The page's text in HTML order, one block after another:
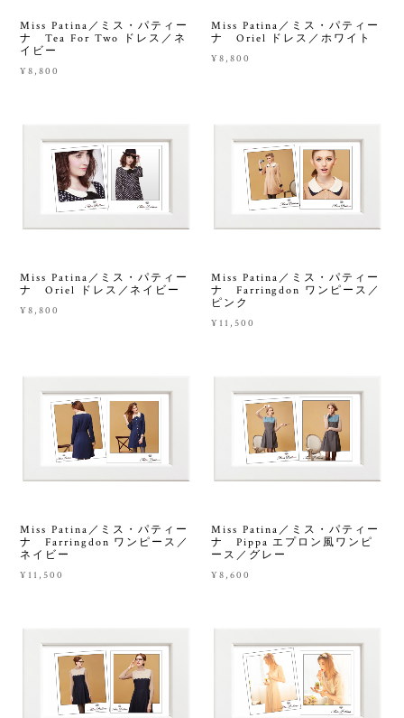
Miss Patina／ミス・パティー
ナ Tea For Two ドレス／ネ
イビー
¥8,800
Miss Patina／ミス・パティー
ナ Oriel ドレス／ホワイト
¥8,800
Miss Patina／ミス・パティー
ナ Oriel ドレス／ネイビー
¥8,800
Miss Patina／ミス・パティー
ナ Farringdon ワンピース／
ピンク
¥11,500
Miss Patina／ミス・パティー
ナ Farringdon ワンピース／
ネイビー
¥11,500
Miss Patina／ミス・パティー
ナ Pippa エプロン風ワンピ
ース／グレー
¥8,600